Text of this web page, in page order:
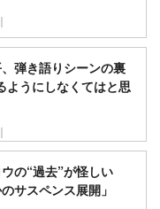
弾き語りシーンの裏
ようにしなくてはと思
の“過去”が怪しい
サスペンス展開」